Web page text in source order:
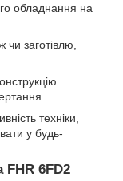
обладнання на
чи заготівлю,
техніки,
у будь-
FHR 6FD2